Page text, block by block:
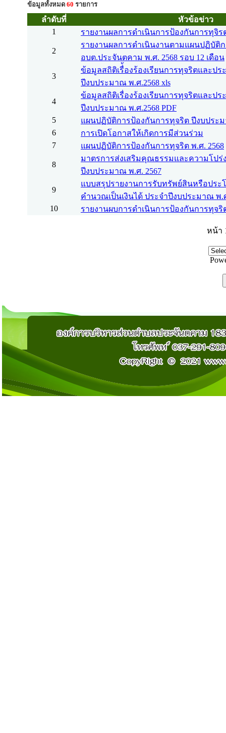
ข้อมูลทั้งหมด 60 รายการ
ลำดับที่
หัวข้อข่าว
1
รายงานผลการดำเนินการป้องกันการทุจิร
2
รายงานผลการดำเนินงานตามแผนปฏิบัติ
อบต.ประจันตคาม พ.ศ. 2568 รอบ 12 เดือน
3
ข้อมูลสถิติเรื่้องร้องเรียนการทุจริตและป
ปีงบประมาณ พ.ศ.2568 xls
4
ข้อมูลสถิติเรื่องร้องเรียนการทุจริตและป
ปีงบประมาณ พ.ศ.2568 PDF
5
แผนปฏิบัติการป้องกันการทุจริต ปีงบประ
6
การเปิดโอกาสให้เกิดการมีส่วนร่วม
7
แผนปฏิบัติการป้องกันการทุจริต พ.ศ. 2568
8
มาตรการส่งเสริมคุณธรรมและความโปร่
ปีงบประมาณ พ.ศ. 2567
9
แบบสรุปรายงานการรับทรัพย์สินหรือประ
คำนวณเป็นเงินได้ ประจำปีงบประมาณ พ.
10
รายงานผบการดำเนินการป้องกันการทุจริ
หน้า